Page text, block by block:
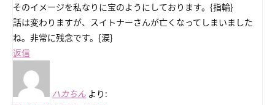
そのイメージを私なりに宝のようにしております。{指輪}
話は変わりますが、スイトナーさんが亡くなってしまいました
ね。非常に残念です。{涙}
返信
ハカちん より: